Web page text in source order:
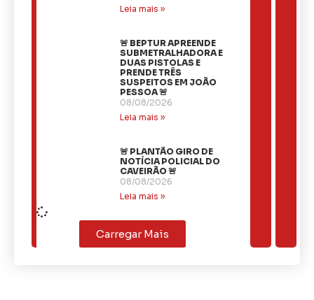
Leia mais »
🚨 BEPTUR APREENDE
SUBMETRALHADORA E
DUAS PISTOLAS E
PRENDE TRÊS
SUSPEITOS EM JOÃO
PESSOA 🚨
08/08/2026
Leia mais »
🚨 PLANTÃO GIRO DE
NOTÍCIA POLICIAL DO
CAVEIRÃO 🚨
08/08/2026
Leia mais »
Carregar Mais